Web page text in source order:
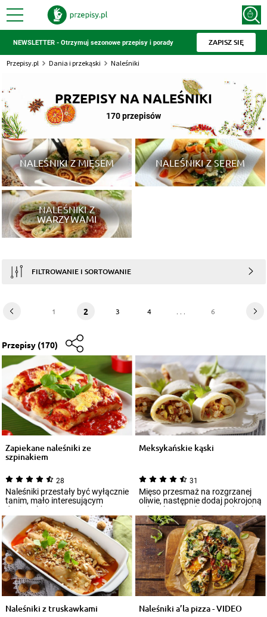
NEWSLETTER - Otrzymuj sezonowe przepisy i porady ZAPISZ SIĘ
Przepisy.pl Dania i przekąski Naleśniki
PRZEPISY NA NALEŚNIKI
170 przepisów
NALEŚNIKI Z MIĘSEM NALEŚNIKI Z SEREM
NALEŚNIKI Z
WARZYWAMI
FILTROWANIE I SORTOWANIE
1 2 3 4 6
Przepisy (170)
Zapiekane naleśniki ze
szpinakiem
28
Naleśniki przestały być wyłącznie
tanim, mało interesującym
daniem, kojarzonym przede
wszystkim z...
Meksykańskie kąski
31
Mięso przesmaż na rozgrzanej
oliwie, następnie dodaj pokrojoną
w kostkę paprykę oraz kukurydzę
i...
Naleśniki z truskawkami Naleśniki a’la pizza - VIDEO